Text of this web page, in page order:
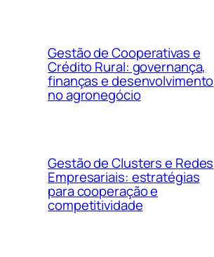
Gestão de Cooperativas e
Crédito Rural: governança,
finanças e desenvolvimento
no agronegócio
Gestão de Clusters e Redes
Empresariais: estratégias
para cooperação e
competitividade